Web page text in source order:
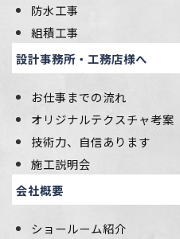
防水工事
組積工事
設計事務所・工務店様へ
お仕事までの流れ
オリジナルテクスチャ考案
技術力、自信あります
施工説明会
会社概要
ショールーム紹介